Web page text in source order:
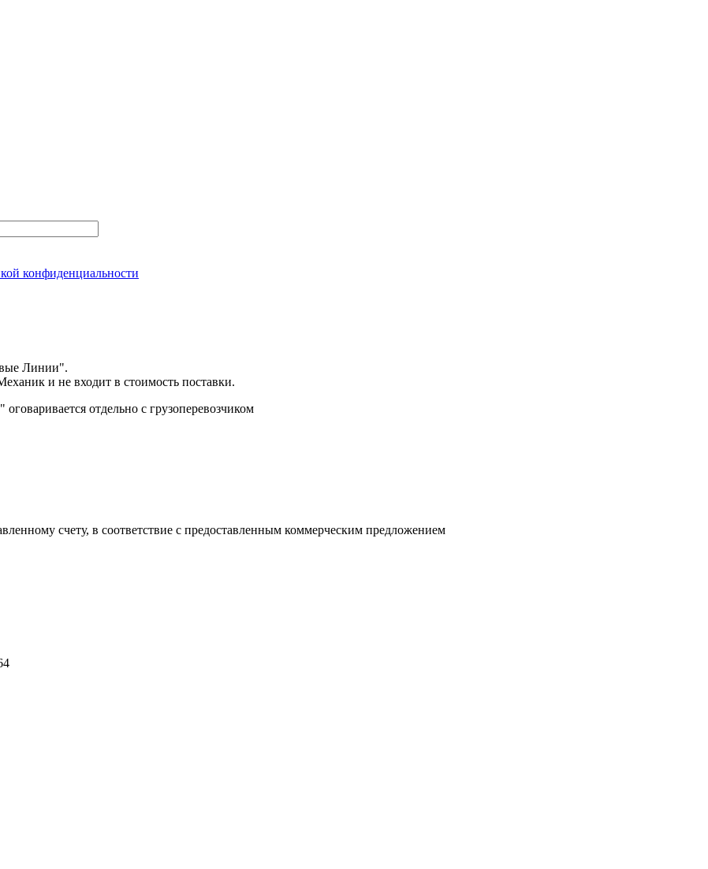
конфиденциальности
Линии".
и не входит в стоимость поставки.
отдельно с грузоперевозчиком
счету, в соответствие с предоставленным коммерческим предложением